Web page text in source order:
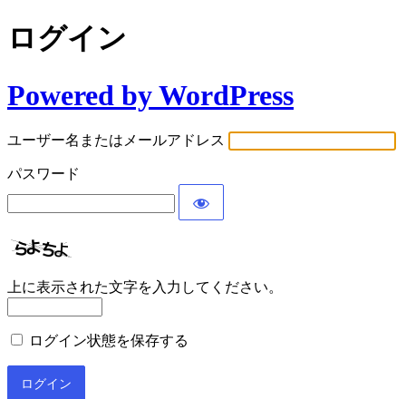
ログイン
Powered by WordPress
ユーザー名またはメールアドレス
パスワード
上に表示された文字を入力してください。
ログイン状態を保存する